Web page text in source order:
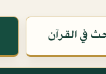
في القرآن